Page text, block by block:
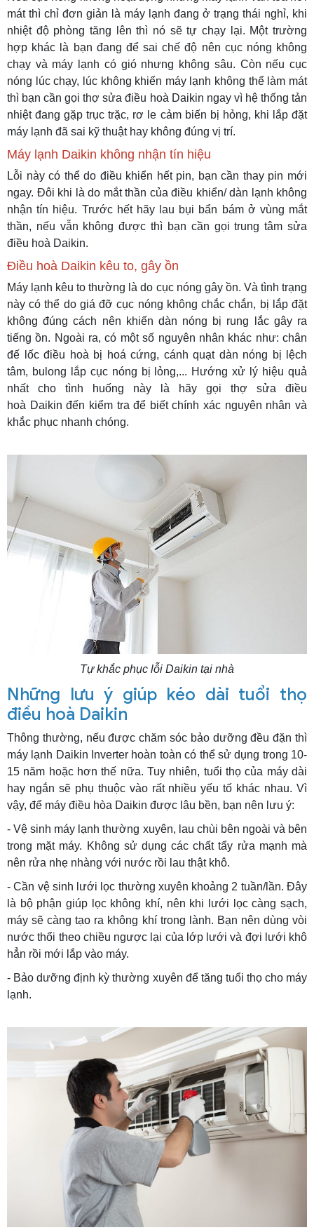
mát thì chỉ đơn giản là máy lạnh đang ở trạng thái nghỉ, khi
nhiệt độ phòng tăng lên thì nó sẽ tự chạy lại. Một trường
hợp khác là bạn đang để sai chế độ nên cục nóng không
chạy và máy lạnh có gió nhưng không sâu. Còn nếu cục
nóng lúc chạy, lúc không khiến máy lạnh không thể làm mát
thì bạn cần gọi thợ sửa điều hoà Daikin ngay vì hệ thống tản
nhiệt đang gặp trục trặc, rơ le cảm biến bị hỏng, khi lắp đặt
máy lạnh đã sai kỹ thuật hay không đúng vị trí.
Máy lạnh Daikin không nhận tín hiệu
Lỗi này có thể do điều khiển hết pin, bạn cần thay pin mới
ngay. Đôi khi là do mắt thần của điều khiển/ dàn lạnh không
nhận tín hiệu. Trước hết hãy lau bụi bẩn bám ở vùng mắt
thần, nếu vẫn không được thì bạn cần gọi trung tâm sửa
điều hoà Daikin.
Điều hoà Daikin kêu to, gây ồn
Máy lạnh kêu to thường là do cục nóng gây ồn. Và tình trạng
này có thể do giá đỡ cục nóng không chắc chắn, bị lắp đặt
không đúng cách nên khiến dàn nóng bị rung lắc gây ra
tiếng ồn. Ngoài ra, có một số nguyên nhân khác như: chân
đế lốc điều hoà bị hoá cứng, cánh quạt dàn nóng bị lệch
tâm, bulong lắp cục nóng bị lỏng,... Hướng xử lý hiệu quả
nhất cho tình huống này là hãy gọi thợ sửa điều
hoà Daikin đến kiểm tra để biết chính xác nguyên nhân và
khắc phục nhanh chóng.
Tự khắc phục lỗi Daikin tại nhà
Những lưu ý giúp kéo dài tuổi thọ
điều hoà Daikin
Thông thường, nếu được chăm sóc bảo dưỡng đều đặn thì
máy lạnh Daikin Inverter hoàn toàn có thể sử dụng trong 10-
15 năm hoặc hơn thế nữa. Tuy nhiên, tuổi thọ của máy dài
hay ngắn sẽ phụ thuộc vào rất nhiều yếu tố khác nhau. Vì
vậy, để máy điều hòa Daikin được lâu bền, bạn nên lưu ý:
- Vệ sinh máy lạnh thường xuyên, lau chùi bên ngoài và bên
trong mặt máy. Không sử dụng các chất tẩy rửa mạnh mà
nên rửa nhẹ nhàng với nước rồi lau thật khô.
- Cần vệ sinh lưới lọc thường xuyên khoảng 2 tuần/lần. Đây
là bộ phận giúp lọc không khí, nên khi lưới lọc càng sạch,
máy sẽ càng tạo ra không khí trong lành. Bạn nên dùng vòi
nước thổi theo chiều ngược lại của lớp lưới và đợi lưới khô
hẳn rồi mới lắp vào máy.
- Bảo dưỡng định kỳ thường xuyên để tăng tuổi thọ cho máy
lạnh.